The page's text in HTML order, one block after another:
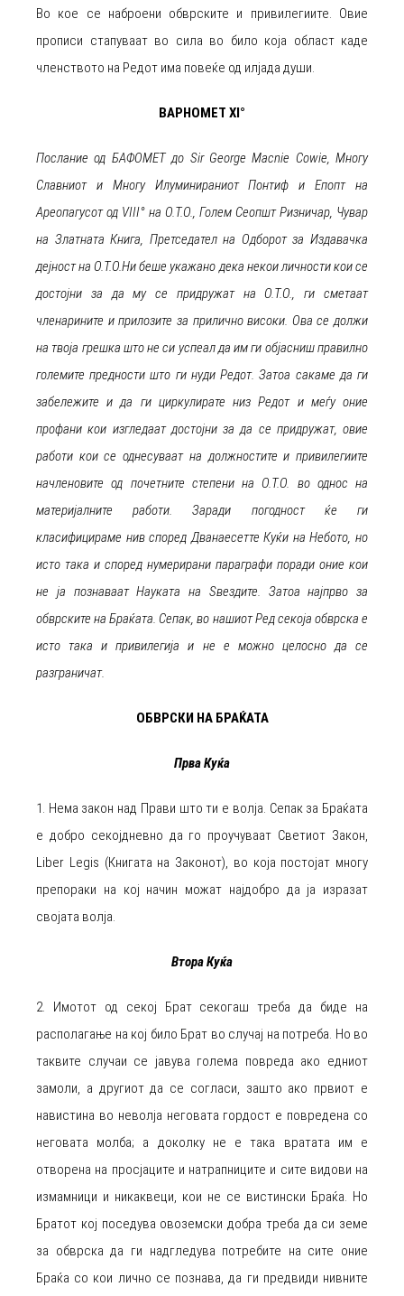
Во кое се наброени обврските и привилегиите. Овие
прописи стапуваат во сила во било која област каде
членството на Редот има повеќе од илјада души.
BAPHOMET XI°
Послание од БАФОМЕТ до Sir George Macnie Cowie, Многу
Славниот и Многу Илуминираниот Понтиф и Епопт на
Ареопагусот од VIII° на O.T.O., Голем Сеопшт Ризничар, Чувар
на Златната Книга, Претседател на Одборот за Издавачка
дејност на O.T.O.Ни беше укажано дека некои личности кои се
достојни за да му се придружат на О.Т.О., ги сметаат
членарините и прилозите за прилично високи. Ова се должи
на твоја грешка што не си успеал да им ги објасниш правилно
големите предности што ги нуди Редот. Затоа сакаме да ги
забележите и да ги циркулирате низ Редот и меѓу оние
профани кои изгледаат достојни за да се придружат, овие
работи кои се однесуваат на должностите и привилегиите
начленовите од почетните степени на О.Т.О. во однос на
материјалните работи. Заради погодност ќе ги
класифицираме нив според Дванаесетте Куќи на Небото, но
исто така и според нумерирани параграфи поради оние кои
не ја познаваат Науката на Ѕвездите. Затоа најпрво за
обврските на Браќата. Сепак, во нашиот Ред секоја обврска е
исто така и привилегија и не е можно целосно да се
разграничат.
ОБВРСКИ НА БРАЌАТА
Прва Куќа
1. Нема закон над Прави што ти е волја. Сепак за Браќата
е добро секојдневно да го проучуваат Светиот Закон,
Liber Legis (Книгата на Законот), во која постојат многу
препораки на кој начин можат најдобро да ја изразат
својата волја.
Втора Куќа
2. Имотот од секој Брат секогаш треба да биде на
располагање на кој било Брат во случај на потреба. Но во
таквите случаи се јавува голема повреда ако едниот
замоли, а другиот да се согласи, зашто ако првиот е
навистина во неволја неговата гордост е повредена со
неговата молба; а доколку не е така вратата им е
отворена на просјаците и натрапниците и сите видови на
измамници и никаквеци, кои не се вистински Браќа. Но
Братот кој поседува овоземски добра треба да си земе
за обврска да ги надгледува потребите на сите оние
Браќа со кои лично се познава, да ги предвиди нивните